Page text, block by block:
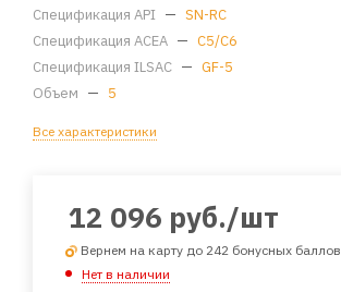
Спецификация API — SN-RC
Спецификация ACEA — C5/C6
Спецификация ILSAC — GF-5
Объем — 5
Все характеристики
12 096 руб./шт
Вернем на карту до 242 бонусных баллов
Нет в наличии